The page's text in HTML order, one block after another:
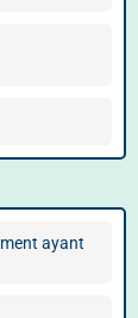
ayant